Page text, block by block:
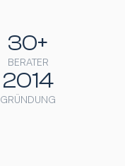
BERATER
30+
GRÜNDUNG
2014